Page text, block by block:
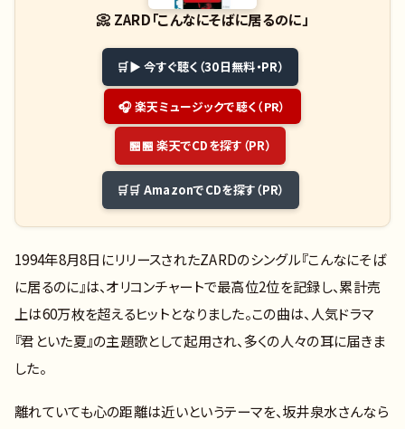
📀 ZARD「こんなにそばに居るのに」
▶ 今すぐ聴く（30日無料・PR）
🎧 楽天ミュージックで聴く（PR）
🏪 楽天でCDを探す（PR）
🛒 AmazonでCDを探す（PR）
1994年8月8日にリリースされたZARDのシングル『こんなにそば
に居るのに』は、オリコンチャートで最高位2位を記録し、累計売
上は60万枚を超えるヒットとなりました。この曲は、人気ドラマ
『君といた夏』の主題歌として起用され、多くの人々の耳に届きま
した。
離れていても心の距離は近いというテーマを、坂井泉水さんなら